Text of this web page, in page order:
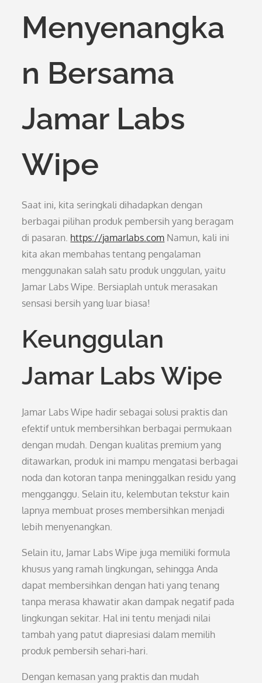
Menyenangka
n Bersama
Jamar Labs
Wipe
Saat ini, kita seringkali dihadapkan dengan
berbagai pilihan produk pembersih yang beragam
di pasaran. https://jamarlabs.com Namun, kali ini
kita akan membahas tentang pengalaman
menggunakan salah satu produk unggulan, yaitu
Jamar Labs Wipe. Bersiaplah untuk merasakan
sensasi bersih yang luar biasa!
Keunggulan
Jamar Labs Wipe
Jamar Labs Wipe hadir sebagai solusi praktis dan
efektif untuk membersihkan berbagai permukaan
dengan mudah. Dengan kualitas premium yang
ditawarkan, produk ini mampu mengatasi berbagai
noda dan kotoran tanpa meninggalkan residu yang
mengganggu. Selain itu, kelembutan tekstur kain
lapnya membuat proses membersihkan menjadi
lebih menyenangkan.
Selain itu, Jamar Labs Wipe juga memiliki formula
khusus yang ramah lingkungan, sehingga Anda
dapat membersihkan dengan hati yang tenang
tanpa merasa khawatir akan dampak negatif pada
lingkungan sekitar. Hal ini tentu menjadi nilai
tambah yang patut diapresiasi dalam memilih
produk pembersih sehari-hari.
Dengan kemasan yang praktis dan mudah